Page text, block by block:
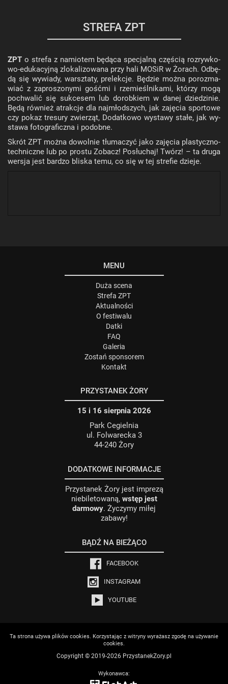
STREFA ZPT
ZPT o stre­fa z na­mio­tem bę­dą­ca spe­cjal­ną czę­ścią roz­ryw­ko­
wo-edu­ka­cyj­ną zlo­ka­li­zo­wa­na przy hali MOSiR w Żo­rach. Od­bę­
dą się wy­wia­dy, warsz­ta­ty, pre­lek­cje. Bę­dzie można po­roz­ma­
wiać z za­pro­szo­ny­mi go­ść­mi i rze­mieśl­ni­ka­mi, któ­rzy mogą
po­chwa­lić się suk­ce­sem lub do­rob­kiem w danej dzie­dzi­nie.
Będą rów­nież atrak­cje dla naj­młod­szych, jak za­ję­cia spor­to­we
czy pokaz tre­su­ry zwie­rząt, Do­dat­ko­wo wy­sta­wy stałe, jak wy­
sta­wa fo­to­gra­ficz­na i po­dob­ne.
Skrót ZPT można do­wol­nie tłu­ma­czyć jako za­ję­cia pla­stycz­no-
tech­nicz­ne lub po pro­stu Zo­bacz! Po­słu­chaj! Twórz! – ta druga
wer­sja jest bar­dzo bli­ska temu, co się w tej stre­fie dzie­je.
MENU
Duża scena
Strefa ZPT
Aktualności
O festiwalu
Datki
FAQ
Galeria
Zostań sponsorem
Kontakt
PRZYSTANEK ŻORY
15 i 16 sierpnia 2026
Park Cegielnia
ul. Folwarecka 3
44-240 Żory
DODATKOWE INFORMACJE
Przystanek Żory jest imprezą
niebiletowaną, wstęp jest
darmowy. Życzymy miłej
zabawy!
BĄDŹ NA BIEŻĄCO
FACEBOOK
INSTAGRAM
YOUTUBE
Ta strona używa plików cookies. Korzystając z witryny wyrażasz zgodę na używanie
cookies.
Copyright © 2019-2026 PrzystanekZory.pl
Wykonawca: